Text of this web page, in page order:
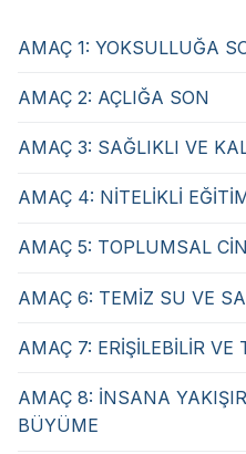
AMAÇ 1: YOKSULLUĞA
AMAÇ 2: AÇLIĞA SON
AMAÇ 3: SAĞLIKLI VE
AMAÇ 4: NİTELİKLİ
AMAÇ 5: TOPLUMSAL
AMAÇ 6: TEMİZ SU VE
AMAÇ 7: ERİŞİLEBİLİR VE
AMAÇ 8: İNSANA
BÜYÜME